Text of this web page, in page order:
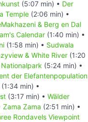
(5:07 min) • Der
Temple (2:06 min) •
& Berg en Dal
Calendar (1:40 min) •
(1:58 min) • Sudwala
& White River (1:20
(5:24 min) •
der Elefantenpopulation
(1:34 min) •
(3:17 min) • Wälder
Zama Zama (2:51 min) •
Rondavels Viewpoint